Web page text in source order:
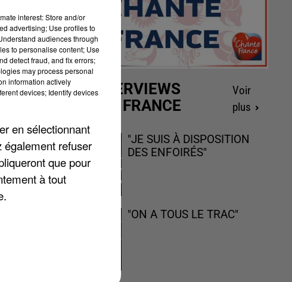
en
»,
LES INTERVIEWS
CHANTE FRANCE
Voir
plus
"JE SUIS À DISPOSITION
DES ENFOIRÉS"
"ON A TOUS LE TRAC"
interest: Store and/or
advertising; Use profiles to
audiences through
to personalise content; Use
detect fraud, and fix errors;
may process personal
information actively
devices; Identify devices
en sélectionnant
également refuser
que pour
à tout